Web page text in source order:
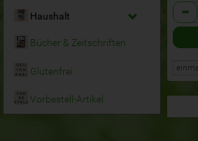
Haushalt
Bücher & Zeitschriften
Glutenfrei
Vorbestell-Artikel